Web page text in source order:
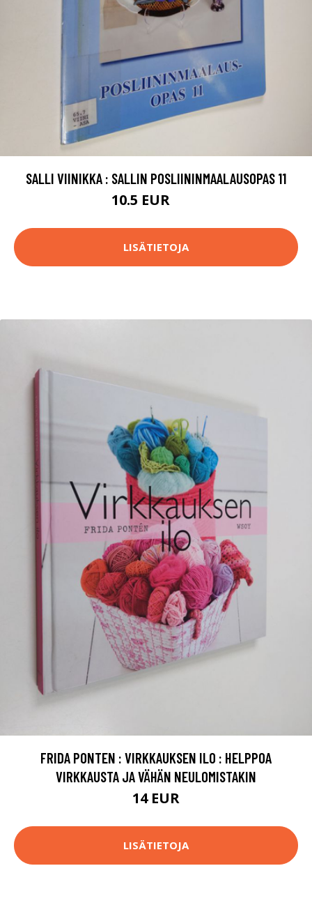
SALLI VIINIKKA : SALLIN POSLIININMAALAUSOPAS 11
10.5 EUR
LISÄTIETOJA
FRIDA PONTEN : VIRKKAUKSEN ILO : HELPPOA
VIRKKAUSTA JA VÄHÄN NEULOMISTAKIN
14 EUR
LISÄTIETOJA